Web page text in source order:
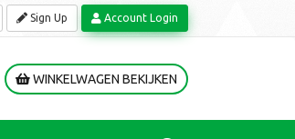
Sign Up Account Login
WINKELWAGEN BEKIJKEN